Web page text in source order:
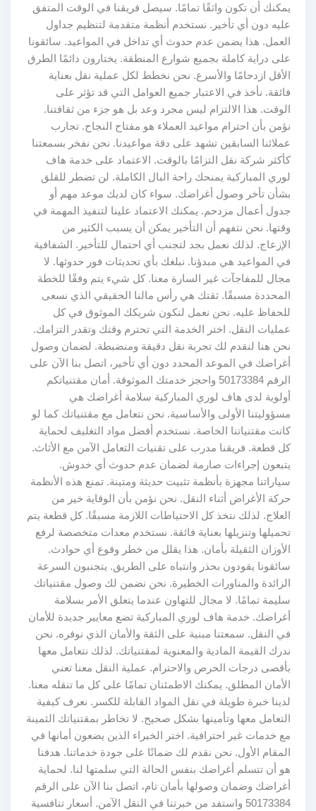
يمكنك أن تكون واثقًا تمامًا. سيصل فريقنا في الوقت المتفق
عليه دون أي تأخير. نستخدم أنظمة متقدمة لتنظيم جداول
العمل. هذا يضمن عدم حدوث أي تداخل في المواعيد. سائقونا
على دراية كاملة بجميع شوارع المنطقة. يختارون دائمًا الطرق
الأقل ازدحامًا والأسرع. نحن نخطط لكل عملية نقل بعناية
فائقة. نأخذ في الاعتبار جميع العوامل التي قد تؤثر على
الوقت. هذا الالتزام ليس مجرد وعد بل هو جزء من ثقافتنا.
نؤمن بأن احترام مواعيد العملاء هو مفتاح النجاح. تجارب
عملائنا السابقين تشهد على دقة مواعيدنا. نحن نفخر بسمعتنا
كأكثر شركة نقل التزامًا بالوقت. الاعتماد على خدمة هاف
لوري المباركية يمنحك راحة البال الكاملة. لن تضطر للقلق
بشأن تأخر وصول أغراضك. سواء كان لديك موعد مهم أو
جدول أعمال مزدحم. يمكنك الاعتماد علينا لتنفيذ المهمة في
وقتها. نحن نتفهم أن التأخير يمكن أن يسبب الكثير من
الإزعاج. لذلك نعمل بجد لتجنب أي احتمال للتأخير. الشفافية
في المواعيد هي مبدؤنا. نبلغك بأي تحديثات فور حدوثها. لا
مجال للمفاجآت غير السارة معنا. كل شيء يتم وفقًا للخطة
المحددة مسبقًا. ثقتك هي رأس مالنا الحقيقي الذي نسعى
للحفاظ عليه. نحن نعمل لنكون شريكك الموثوق في كل
عمليات النقل. اختر الخدمة التي تحترم وقتك وتقدر التزامك.
نحن هنا لنقدم لك تجربة نقل دقيقة ومنضبطة. لضمان وصول
أغراضك في الموعد المحدد دون أي تأخير، اتصل بنا الآن على
الرقم 50173384 واحجز خدمتك الموثوقة. أمان مقتنياتكم
أولوية لدى هاف لوري المباركية سلامة أغراضك هي
مسؤوليتنا الأولى والأساسية. نحن نتعامل مع مقتنياتك كما لو
كانت مقتنياتنا الخاصة. نستخدم أفضل مواد التغليف لحماية
كل قطعة. فريقنا مدرب على تقنيات التعامل الآمن مع الأثاث.
يتبعون إجراءات صارمة لضمان عدم حدوث أي خدوش.
سياراتنا مجهزة بأنظمة تثبيت حديثة ومتينة. تمنع هذه الأنظمة
حركة الأغراض أثناء النقل. نحن نؤمن بأن الوقاية خير من
العلاج. لذلك نتخذ كل الاحتياطات اللازمة مسبقًا. كل قطعة يتم
تحميلها وتنزيلها بعناية فائقة. نستخدم معدات متخصصة لرفع
الأوزان الثقيلة بأمان. هذا يقلل من خطر وقوع أي حوادث.
سائقونا يقودون بحذر وانتباه على الطريق. يتجنبون السرعة
الزائدة والمناورات الخطيرة. نحن نضمن لك وصول مقتنياتك
سليمة تمامًا. لا مجال للتهاون عندما يتعلق الأمر بسلامة
أغراضك. خدمة هاف لوري المباركية تضع معايير جديدة للأمان
في النقل. سمعتنا مبنية على الثقة والأمان الذي نوفره. نحن
ندرك القيمة المادية والمعنوية لمقتنياتك. لذلك نتعامل معها
بأقصى درجات الحرص والاحترام. عملية النقل معنا تعني
الأمان المطلق. يمكنك الاطمئنان تمامًا على كل ما تنقله معنا.
لدينا خبرة طويلة في نقل المواد القابلة للكسر. نعرف كيفية
التعامل معها وتأمينها بشكل صحيح. لا تخاطر بمقتنياتك الثمينة
مع خدمات غير احترافية. اختر الخبراء الذين يضعون أمانها في
المقام الأول. نحن نقدم لك ضمانًا على جودة خدماتنا. هدفنا
هو أن تتسلم أغراضك بنفس الحالة التي سلمتها لنا. لحماية
أغراضك وضمان وصولها بأمان تام، اتصل بنا الآن على الرقم
50173384 واستفد من خبرتنا في النقل الآمن. أسعار تنافسية